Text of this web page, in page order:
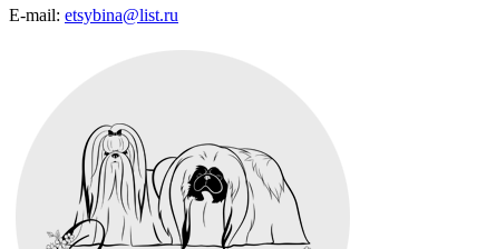
E-mail: etsybina@list.ru